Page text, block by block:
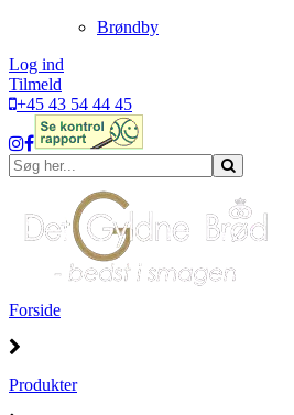
Brøndby
Log ind
Tilmeld
+45 43 54 44 45
Forside
Produkter